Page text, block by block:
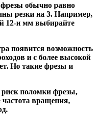
фрезы обычно равно
резки на 3. Например,
12-и мм выбирайте
появится возможность
и с более высокой
Но такие фрезы и
поломки фрезы,
вращения,